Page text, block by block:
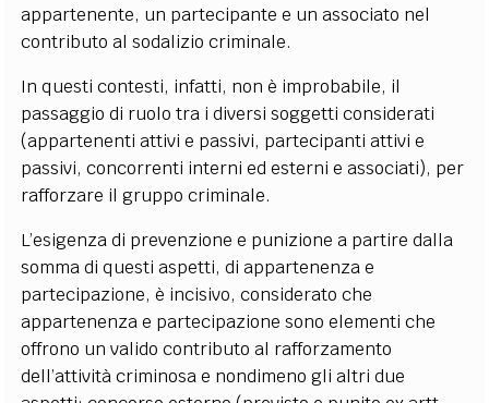
appartenente, un partecipante e un associato nel
contributo al sodalizio criminale.
In questi contesti, infatti, non è improbabile, il
passaggio di ruolo tra i diversi soggetti considerati
(appartenenti attivi e passivi, partecipanti attivi e
passivi, concorrenti interni ed esterni e associati), per
rafforzare il gruppo criminale.
L’esigenza di prevenzione e punizione a partire dalla
somma di questi aspetti, di appartenenza e
partecipazione, è incisivo, considerato che
appartenenza e partecipazione sono elementi che
offrono un valido contributo al rafforzamento
dell’attività criminosa e nondimeno gli altri due